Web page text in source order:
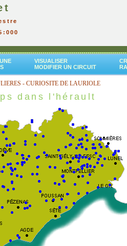
VISUALISER
MODIFIER UN CIRCUIT
- CURIOSITE DE LAURIOLE
dans l'hérault